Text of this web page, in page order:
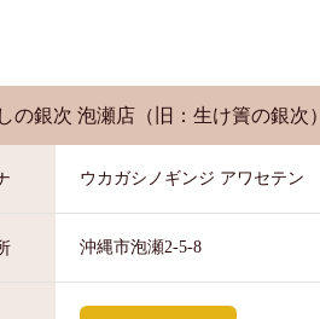
の銀次 泡瀬店（旧：生け簀の銀次）
ウカガシノギンジ アワセテン
沖縄市泡瀬2-5-8